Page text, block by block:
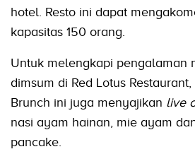
hotel. Resto ini dapat
kapasitas 150 orang.
Untuk melengkapi pengalaman
dimsum di Red Lotus
Brunch ini juga menyajikan live
nasi ayam hainan, mie ayam
pancake.